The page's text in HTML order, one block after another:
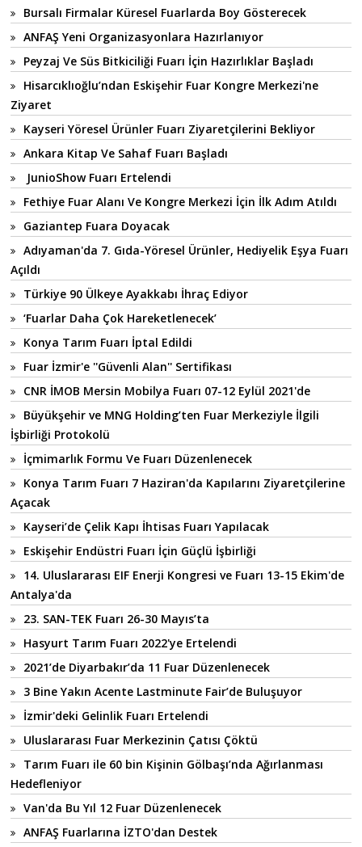
Bursalı Firmalar Küresel Fuarlarda Boy Gösterecek
ANFAŞ Yeni Organizasyonlara Hazırlanıyor
Peyzaj Ve Süs Bitkiciliği Fuarı İçin Hazırlıklar Başladı
Hisarcıklıoğlu’ndan Eskişehir Fuar Kongre Merkezi'ne
Ziyaret
Kayseri Yöresel Ürünler Fuarı Ziyaretçilerini Bekliyor
Ankara Kitap Ve Sahaf Fuarı Başladı
JunioShow Fuarı Ertelendi
Fethiye Fuar Alanı Ve Kongre Merkezi İçin İlk Adım Atıldı
Gaziantep Fuara Doyacak
Adıyaman'da 7. Gıda-Yöresel Ürünler, Hediyelik Eşya Fuarı
Açıldı
Türkiye 90 Ülkeye Ayakkabı İhraç Ediyor
‘Fuarlar Daha Çok Hareketlenecek’
Konya Tarım Fuarı İptal Edildi
Fuar İzmir'e ''Güvenli Alan'' Sertifikası
CNR İMOB Mersin Mobilya Fuarı 07-12 Eylül 2021'de
Büyükşehir ve MNG Holding’ten Fuar Merkeziyle İlgili
İşbirliği Protokolü
İçmimarlık Formu Ve Fuarı Düzenlenecek
Konya Tarım Fuarı 7 Haziran'da Kapılarını Ziyaretçilerine
Açacak
Kayseri’de Çelik Kapı İhtisas Fuarı Yapılacak
Eskişehir Endüstri Fuarı İçin Güçlü İşbirliği
14. Uluslararası EIF Enerji Kongresi ve Fuarı 13-15 Ekim'de
Antalya'da
23. SAN-TEK Fuarı 26-30 Mayıs’ta
Hasyurt Tarım Fuarı 2022'ye Ertelendi
2021’de Diyarbakır’da 11 Fuar Düzenlenecek
3 Bine Yakın Acente Lastminute Fair’de Buluşuyor
İzmir'deki Gelinlik Fuarı Ertelendi
Uluslararası Fuar Merkezinin Çatısı Çöktü
Tarım Fuarı ile 60 bin Kişinin Gölbaşı’nda Ağırlanması
Hedefleniyor
Van'da Bu Yıl 12 Fuar Düzenlenecek
ANFAŞ Fuarlarına İZTO'dan Destek